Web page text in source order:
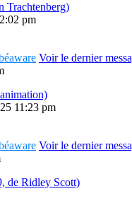
Trachtenberg)
pm
Voir le dernier
11:23 pm
Voir le dernier
de Ridley Scott)